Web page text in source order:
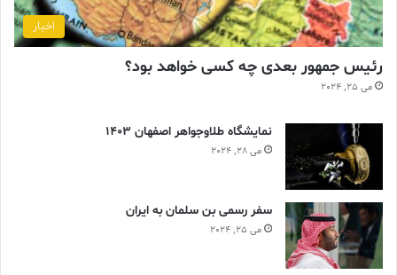
اخبار
رئیس جمهور بعدی چه کسی خواهد بود؟
می 25, 2024
نمایشگاه طلاوجواهر اصفهان 1403
می 28, 2024
سفر رسمی بن سلمان به ایران
می 25, 2024